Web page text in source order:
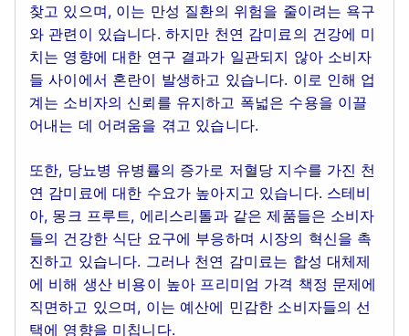
찾고 있으며, 이는 만성 질환의 위험을 줄이려는 욕구
와 관련이 있습니다. 하지만 천연 감미료의 건강에 미
치는 영향에 대한 연구 결과가 일관되지 않아 소비자
들 사이에서 혼란이 발생하고 있습니다. 이로 인해 업
계는 소비자의 신뢰를 유지하고 폭넓은 수용을 이끌
어내는 데 어려움을 겪고 있습니다.
또한, 당뇨병 유병률의 증가로 저혈당 지수를 가진 천
연 감미료에 대한 수요가 높아지고 있습니다. 스테비
아, 몽크 프루트, 에리스리톨과 같은 제품들은 소비자
들의 건강한 식단 요구에 부응하며 시장의 혁신을 촉
진하고 있습니다. 그러나 천연 감미료는 합성 대체제
에 비해 생산 비용이 높아 프리미엄 가격 책정 문제에
직면하고 있으며, 이는 예산에 민감한 소비자들의 선
택에 영향을 미칩니다.